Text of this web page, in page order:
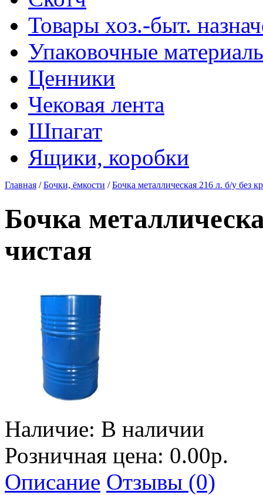
Товары хоз.-быт.
Упаковочные
Ценники
Чековая лента
Шпагат
Ящики, коробки
Главная /Бочки, ёмкости /Бочка металлическая 216 л. б/у без
Бочка
чистая
Наличие: В наличии
Розничная цена: 0.00р.
Описание Отзывы (0)